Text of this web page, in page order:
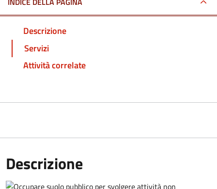
Descrizione
Servizi
Attività correlate
Descrizione